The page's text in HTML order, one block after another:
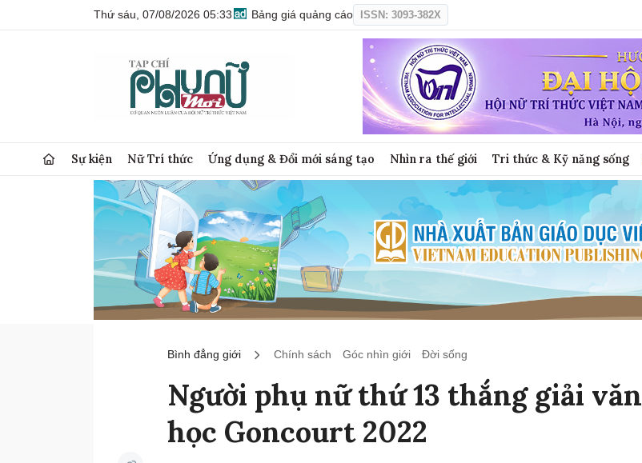
Thứ sáu, 07/08/2026 05:33 Bảng giá quảng cáo ISSN: 3093-382X
Sự kiện Nữ Trí thức Ứng dụng & Đổi mới sáng tạo Nhìn ra thế giới Tri thức & Kỹ năng sống
Bình đẳng giới Chính sách Góc nhìn giới Đời sống
Người phụ nữ thứ 13 thắng giải văn
học Goncourt 2022